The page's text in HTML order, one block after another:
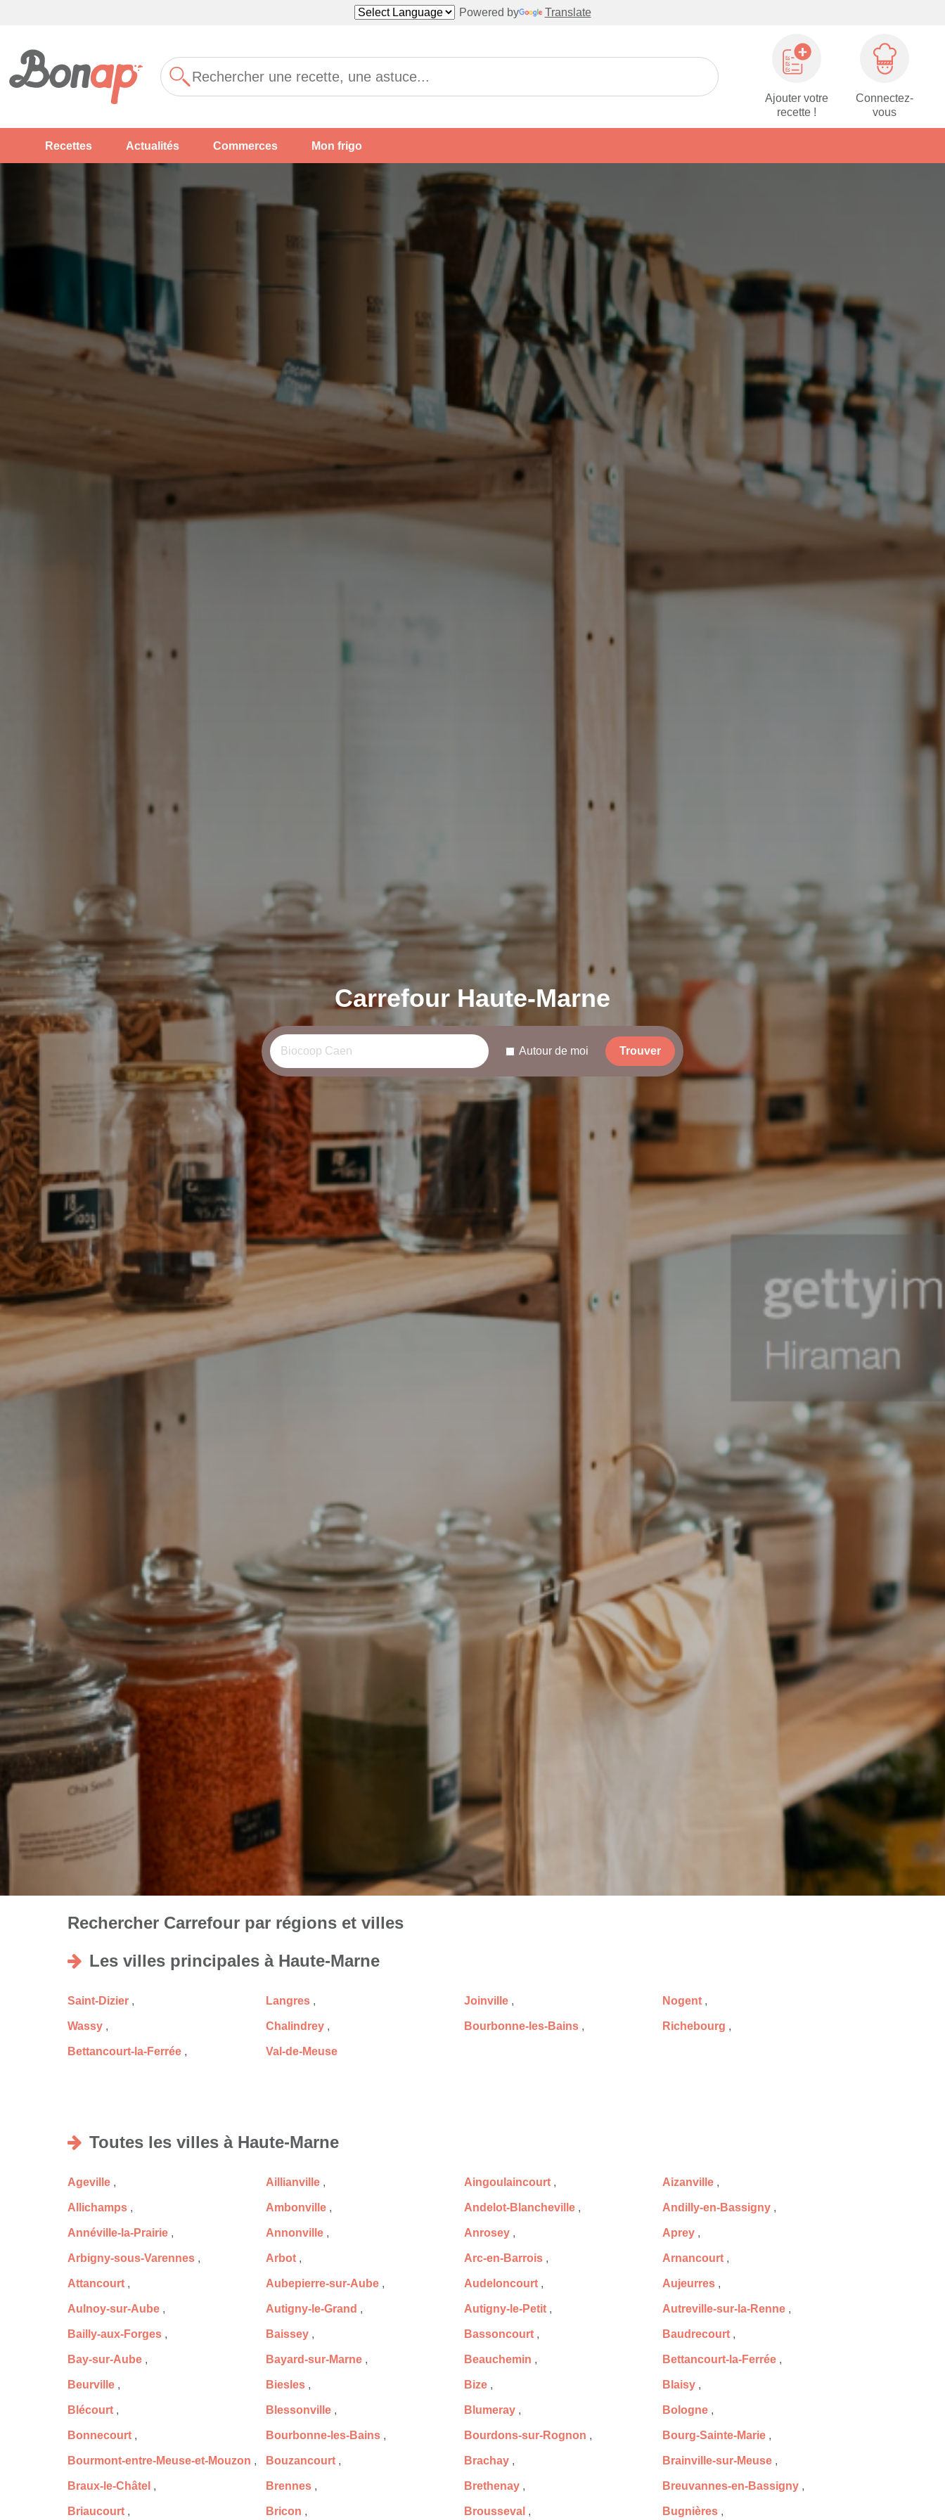
Powered by Translate
Ajouter votre
recette !
Connectez-
vous
Recettes Actualités Commerces Mon frigo
Carrefour Haute-Marne
Autour de moi Trouver
Rechercher Carrefour par régions et villes
Les villes principales à Haute-Marne
Saint-Dizier , Langres , Joinville , Nogent ,
Wassy , Chalindrey , Bourbonne-les-Bains , Richebourg ,
Bettancourt-la-Ferrée , Val-de-Meuse
Toutes les villes à Haute-Marne
Ageville , Aillianville , Aingoulaincourt , Aizanville ,
Allichamps , Ambonville , Andelot-Blancheville , Andilly-en-Bassigny ,
Annéville-la-Prairie , Annonville , Anrosey , Aprey ,
Arbigny-sous-Varennes , Arbot , Arc-en-Barrois , Arnancourt ,
Attancourt , Aubepierre-sur-Aube , Audeloncourt , Aujeurres ,
Aulnoy-sur-Aube , Autigny-le-Grand , Autigny-le-Petit , Autreville-sur-la-Renne ,
Bailly-aux-Forges , Baissey , Bassoncourt , Baudrecourt ,
Bay-sur-Aube , Bayard-sur-Marne , Beauchemin , Bettancourt-la-Ferrée ,
Beurville , Biesles , Bize , Blaisy ,
Blécourt , Blessonville , Blumeray , Bologne ,
Bonnecourt , Bourbonne-les-Bains , Bourdons-sur-Rognon , Bourg-Sainte-Marie ,
Bourmont-entre-Meuse-et-Mouzon , Bouzancourt , Brachay , Brainville-sur-Meuse ,
Braux-le-Châtel , Brennes , Brethenay , Breuvannes-en-Bassigny ,
Briaucourt , Bricon , Brousseval , Bugnières ,